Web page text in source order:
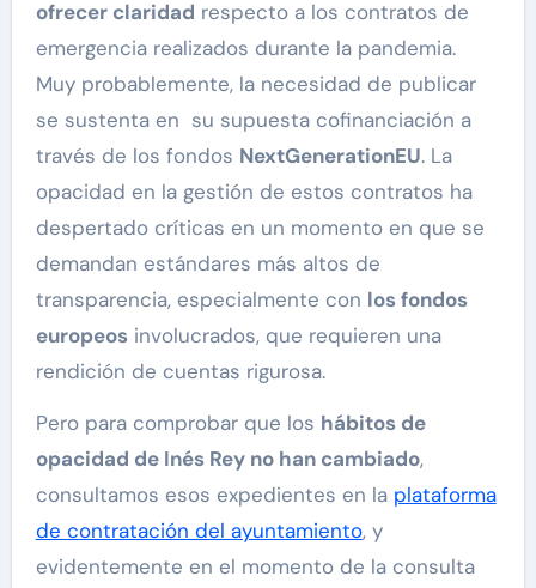
ofrecer claridad respecto a los contratos de
emergencia realizados durante la pandemia.
Muy probablemente, la necesidad de publicar
se sustenta en su supuesta cofinanciación a
través de los fondos NextGenerationEU. La
opacidad en la gestión de estos contratos ha
despertado críticas en un momento en que se
demandan estándares más altos de
transparencia, especialmente con los fondos
europeosinvolucrados, que requieren una
rendición de cuentas rigurosa.
Pero para comprobar que los hábitos de
opacidad de Inés Rey no han cambiado,
consultamos esos expedientes en la plataforma
de contratación del ayuntamiento, y
evidentemente en el momento de la consulta